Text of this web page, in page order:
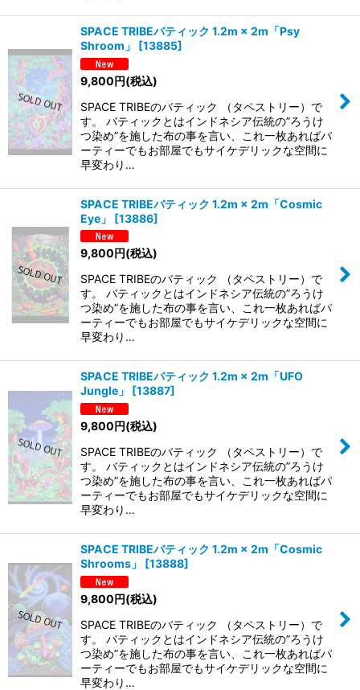
SPACE TRIBEバティック 1.2m × 2m「Psy
Shroom」
[13885]
9,800円(税込)
SPACE TRIBEのバティック （タペストリー）で
す。 バティックとはインドネシア伝統の”ろうけ
つ染め”を施した布の事を言い、これ一枚あればパ
ーティーでもお部屋でもサイケデリックな空間に
早変わり…
SPACE TRIBEバティック 1.2m × 2m「Cosmic
Eye」
[13886]
9,800 円(税込)
SPACE TRIBEのバティック （タペストリー）で
す。 バティックとはインドネシア伝統の”ろうけ
つ染め”を施した布の事を言い、これ一枚あればパ
ーティーでもお部屋でもサイケデリックな空間に
早変わり…
SPACE TRIBEバティック 1.2m × 2m「UFO
Jungle」
[13887]
9,800円(税込)
SPACE TRIBEのバティック （タペストリー）で
す。 バティックとはインドネシア伝統の”ろうけ
つ染め”を施した布の事を言い、これ一枚あればパ
ーティーでもお部屋でもサイケデリックな空間に
早変わり…
SPACE TRIBEバティック 1.2m × 2m「Cosmic
Shrooms」
[13888]
9,800円(税込)
SPACE TRIBEのバティック （タペストリー）で
す。 バティックとはインドネシア伝統の”ろうけ
つ染め”を施した布の事を言い、これ一枚あればパ
ーティーでもお部屋でもサイケデリックな空間に
早変わり…